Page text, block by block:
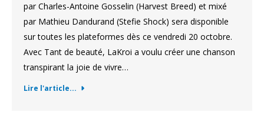
par Charles-Antoine Gosselin (Harvest Breed) et mixé
par Mathieu Dandurand (Stefie Shock) sera disponible
sur toutes les plateformes dès ce vendredi 20 octobre.
Avec Tant de beauté, LaKroi a voulu créer une chanson
transpirant la joie de vivre…
Lire l'article...